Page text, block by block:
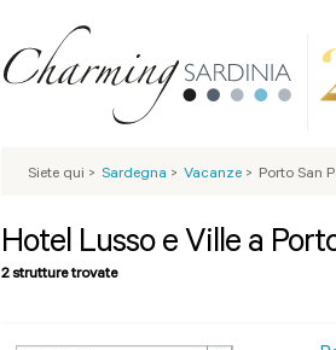
Siete qui > Sardegna > Vacanze > Porto San
Hotel Lusso e Ville a
2 strutture trovate